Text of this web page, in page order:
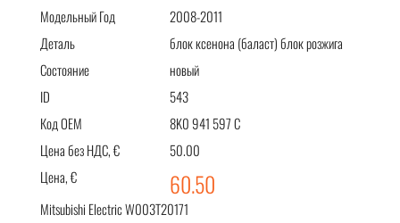
Модельный Год
2008-2011
Деталь
блок ксенона (баласт) блок розжига
Состояние
новый
ID
543
Код OEM
8K0 941 597 C
Цена без НДС, €
50.00
Цена, €
60.50
Mitsubishi Electric W003T20171